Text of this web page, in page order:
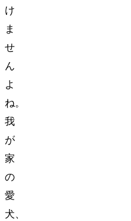
け
ま
せ
ん
よ
ね。
我
が
家
の
愛
犬、